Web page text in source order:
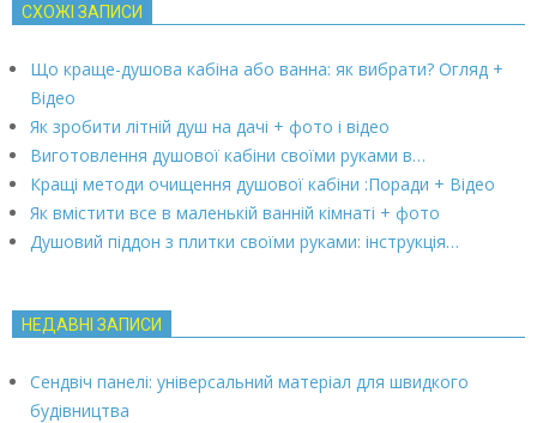
СХОЖІ ЗАПИСИ
Що краще-душова кабіна або ванна: як вибрати? Огляд +
Відео
Як зробити літній душ на дачі + фото і відео
Виготовлення душової кабіни своїми руками в…
Кращі методи очищення душової кабіни :Поради + Відео
Як вмістити все в маленькій ванній кімнаті + фото
Душовий піддон з плитки своїми руками: інструкція…
НЕДАВНІ ЗАПИСИ
Сендвіч панелі: універсальний матеріал для швидкого
будівництва